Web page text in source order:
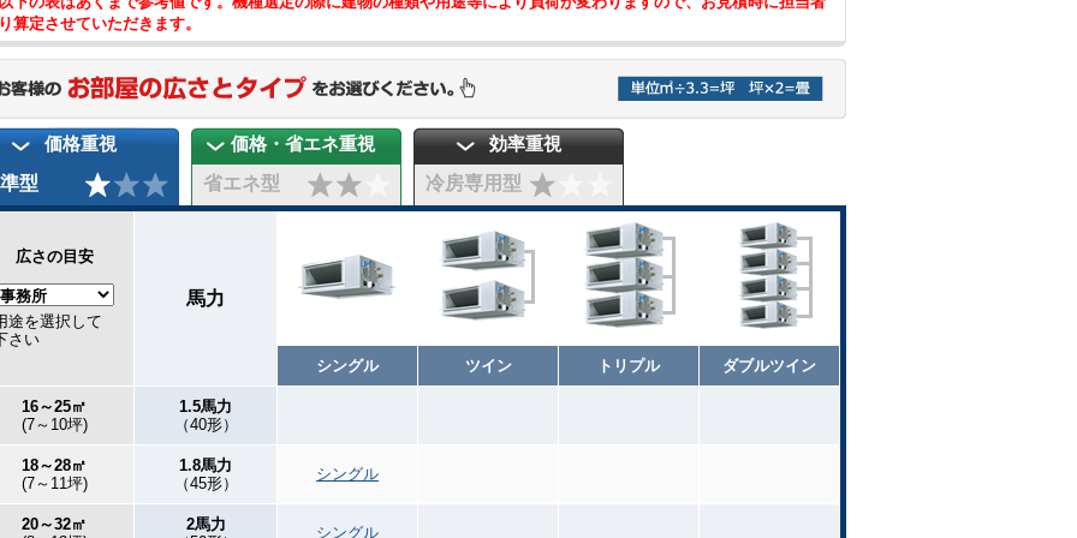
算定させていただきます。
価格重視
型
価格・省エネ重視
省エネ型
効率重視
冷房専用型
広さの目安
途を選択して
さい
馬力
シングル ツイン トリプル ダブルツイン
16～25㎡
(7～10坪)
1.5馬力
（40形）
18～28㎡
(7～11坪)
1.8馬力
（45形）
シングル
20～32㎡
2馬力
シングル